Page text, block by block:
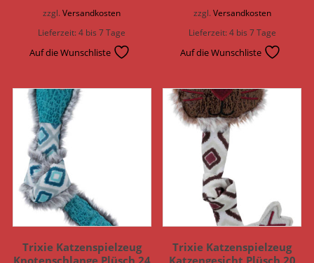
zzgl.Versandkosten
Lieferzeit:4 bis 7 Tage
Auf die Wunschliste
zzgl. Versandkosten
Lieferzeit:4 bis 7 Tage
Auf die Wunschliste
Trixie Katzenspielzeug
Knotenschlange Plüsch 24
Trixie Katzenspielzeug
Katzengesicht Plüsch 20